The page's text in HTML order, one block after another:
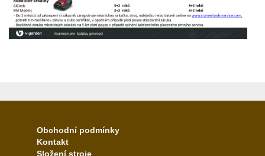
Obchodní podmínky
Kontakt
Složení stroje